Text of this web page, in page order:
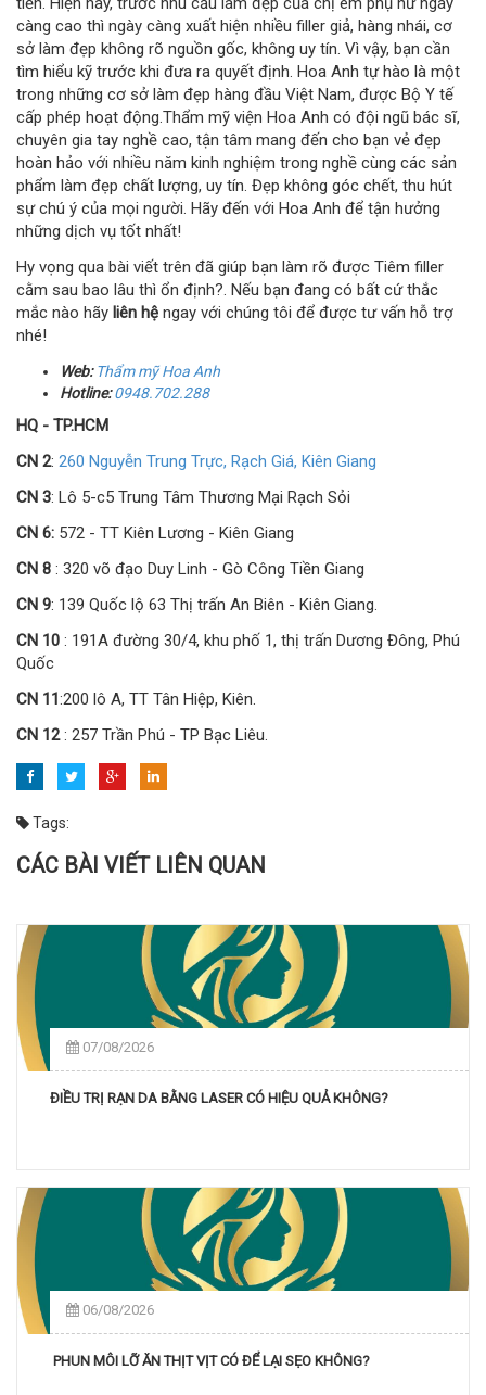
càng cao thì ngày càng xuất hiện nhiều filler giả, hàng nhái, cơ
sở làm đẹp không rõ nguồn gốc, không uy tín. Vì vậy, bạn cần
tìm hiểu kỹ trước khi đưa ra quyết định. Hoa Anh tự hào là một
trong những cơ sở làm đẹp hàng đầu Việt Nam, được Bộ Y tế
cấp phép hoạt động.Thẩm mỹ viện Hoa Anh có đội ngũ bác sĩ,
chuyên gia tay nghề cao, tận tâm mang đến cho bạn vẻ đẹp
hoàn hảo với nhiều năm kinh nghiệm trong nghề cùng các sản
phẩm làm đẹp chất lượng, uy tín. Đẹp không góc chết, thu hút
sự chú ý của mọi người. Hãy đến với Hoa Anh để tận hưởng
những dịch vụ tốt nhất!
Hy vọng qua bài viết trên đã giúp bạn làm rõ được Tiêm filler
cằm sau bao lâu thì ổn định?. Nếu bạn đang có bất cứ thắc
mắc nào hãy liên hệ ngay với chúng tôi để được tư vấn hỗ trợ
nhé!
Web:Thẩm mỹ Hoa Anh
Hotline: 0948.702.288
HQ - TP.HCM
CN 2: 260 Nguyễn Trung Trực, Rạch Giá, Kiên Giang
CN 3: Lô 5-c5 Trung Tâm Thương Mại Rạch Sỏi
CN 6: 572 - TT Kiên Lương - Kiên Giang
CN 8 : 320 võ đạo Duy Linh - Gò Công Tiền Giang
CN 9: 139 Quốc lộ 63 Thị trấn An Biên - Kiên Giang.
CN 10 : 191A đường 30/4, khu phố 1, thị trấn Dương Đông, Phú
Quốc
CN 11:200 lô A, TT Tân Hiệp, Kiên.
CN 12: 257 Trần Phú - TP Bạc Liêu.
Tags:
CÁC BÀI VIẾT LIÊN QUAN
07/08/2026
ĐIỀU TRỊ RẠN DA BẰNG LASER CÓ HIỆU QUẢ KHÔNG?
06/08/2026
PHUN MÔI LỠ ĂN THỊT VỊT CÓ ĐỂ LẠI SẸO KHÔNG?